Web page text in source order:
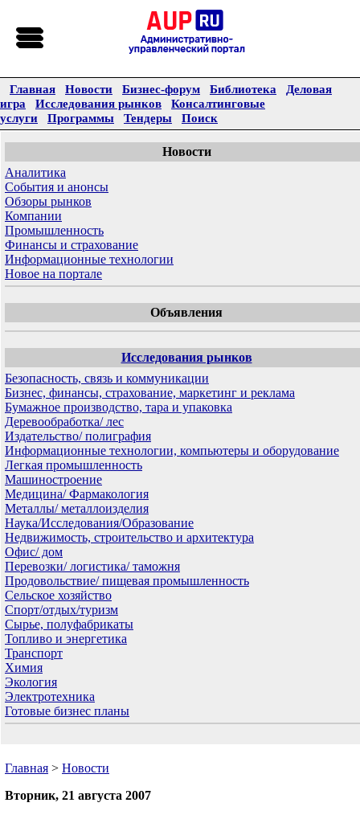
Главная Новости Бизнес-форум Библиотека
Деловая
игра
Исследования рынков
Консалтинговые
услуги
Программы Тендеры Поиск
Новости
Аналитика
События и анонсы
Обзоры рынков
Компании
Промышленность
Финансы и страхование
Информационные технологии
Новое на портале
Объявления
Исследования рынков
Безопасность, связь и коммуникации
Бизнес, финансы, страхование, маркетинг и реклама
Бумажное производство, тара и упаковка
Деревообработка/ лес
Издательство/ полиграфия
Информационные технологии, компьютеры и оборудование
Легкая промышленность
Машиностроение
Медицина/ Фармакология
Металлы/ металлоизделия
Наука/Исследования/Образование
Недвижимость, строительство и архитектура
Офис/ дом
Перевозки/ логистика/ таможня
Продовольствие/ пищевая промышленность
Сельское хозяйство
Спорт/отдых/туризм
Сырье, полуфабрикаты
Топливо и энергетика
Транспорт
Химия
Экология
Электротехника
Готовые бизнес планы
Главная > Новости
Вторник, 21 августа 2007